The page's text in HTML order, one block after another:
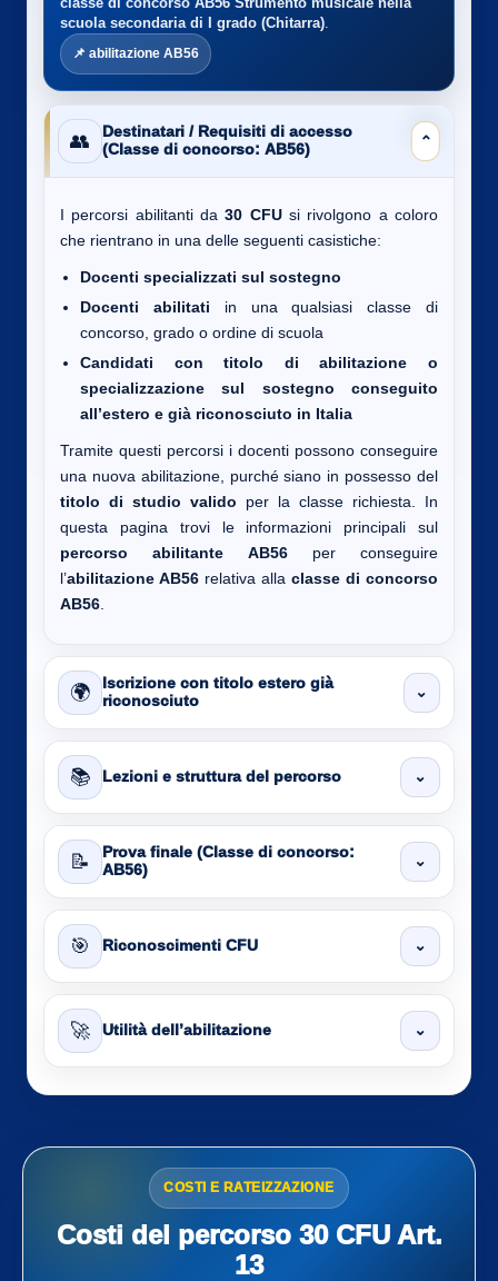
scuola secondaria di I grado (Chitarra)
📌 abilitazione AB56
👥
Destinatari / Requisiti di accesso
(Classe di concorso: AB56)
⌄
I percorsi abilitanti da30 CFUsi rivolgono a coloro
che rientrano in una delle seguenti casistiche:
Docenti specializzati sul sostegno
Docenti abilitati in una qualsiasi classe di
concorso, grado o ordine di scuola
Candidati con titolo di abilitazione o
specializzazione sul sostegno conseguito
all’estero e già riconosciuto in Italia
Tramite questi percorsi i docenti possono conseguire
una nuova abilitazione, purché siano in possesso del
titolo di studio valido per la classe richiesta. In
questa pagina trovi le informazioni principali sul
percorso abilitante AB56per conseguire
l’abilitazione AB56 relativa alla classe di concorso
AB56
🌍
Iscrizione con titolo estero già
riconosciuto
⌄
📚 Lezioni e struttura del percorso ⌄
📝
Prova finale (Classe di concorso:
AB56)
⌄
🎯 Riconoscimenti CFU ⌄
🚀 Utilità dell’abilitazione ⌄
COSTI E RATEIZZAZIONE
Costi del percorso 30 CFU Art.
13